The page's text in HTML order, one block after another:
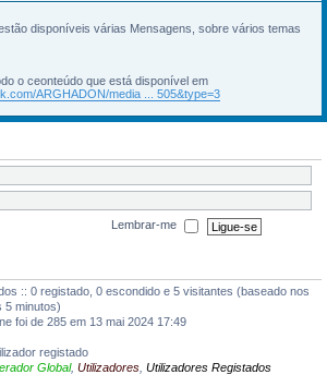
disponíveis várias Mensagens, sobre vários temas
o ceonteúdo que está disponível em
ARGHADON/media ... 505&type=3
Lembrar-me
:: 0 registado, 0 escondido e 5 visitantes (baseado nos
5 minutos)
foi de 285 em 13 mai 2024 17:49
registado
Global, Utilizadores Utilizadores Registados